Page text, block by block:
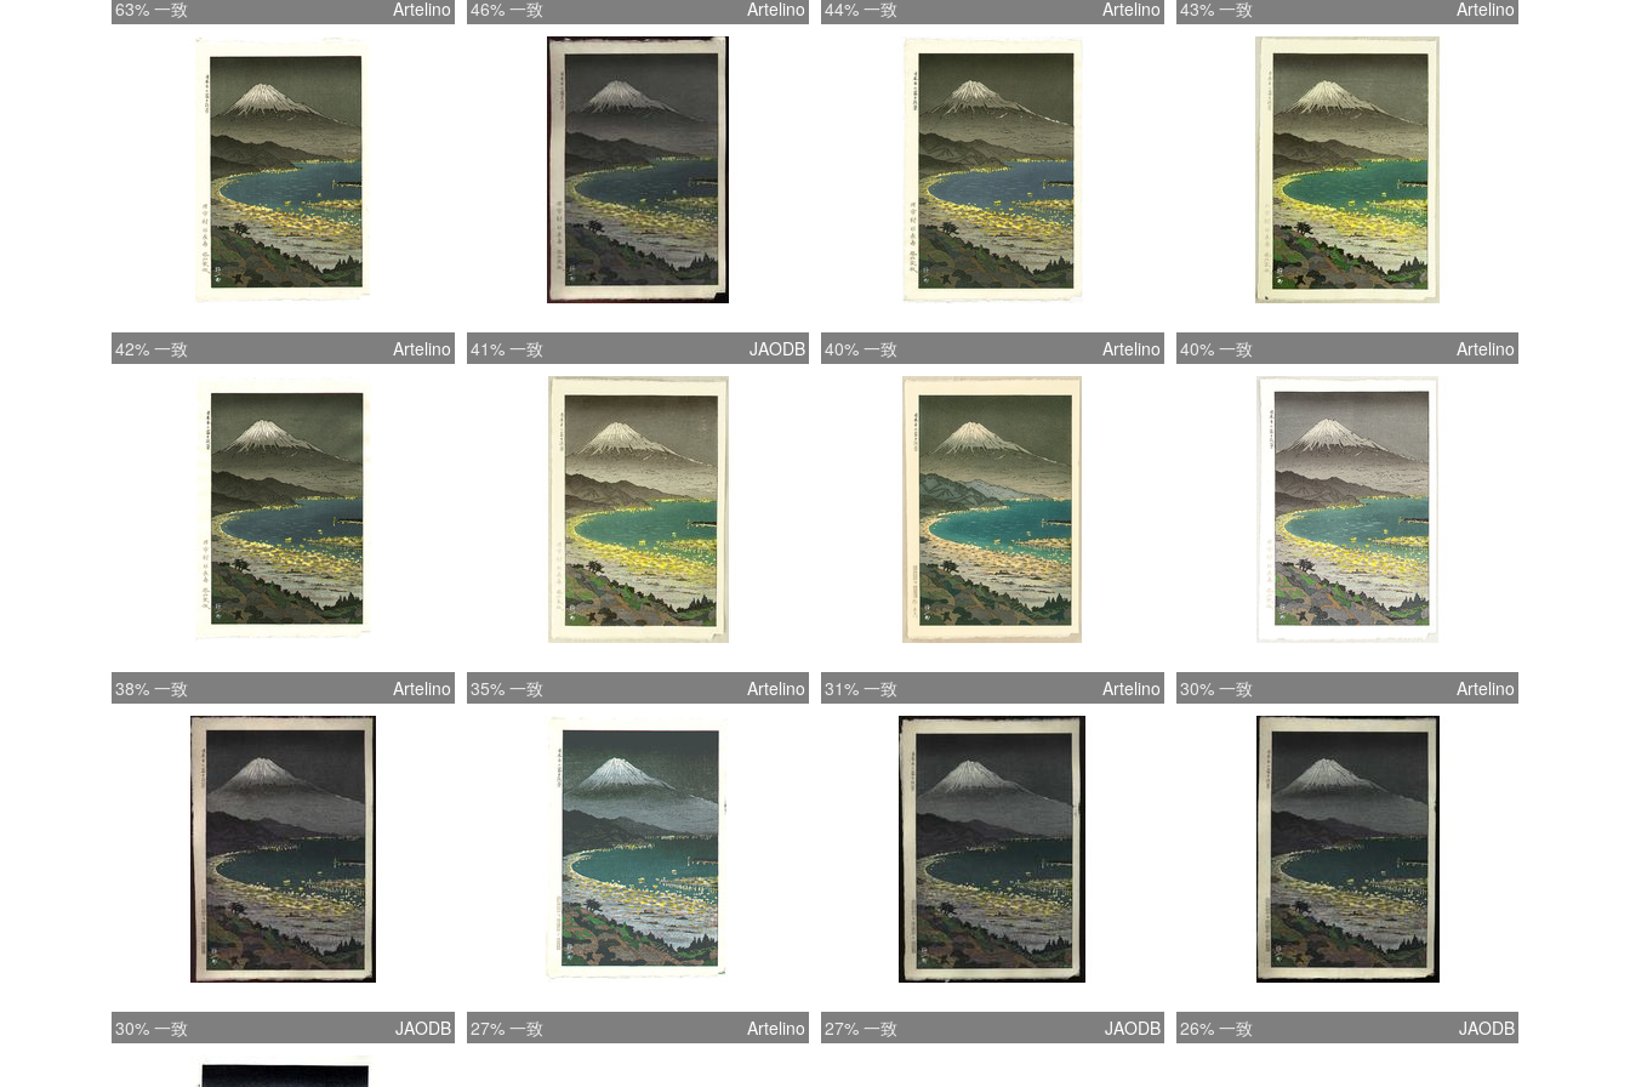
63% 一致 Artelino 46% 一致 Artelino 44% 一致 Artelino 43% 一致 Artelino
42% 一致 Artelino 41% 一致 JAODB 40% 一致 Artelino 40% 一致 Artelino
38% 一致 Artelino 35% 一致 Artelino 31% 一致 Artelino 30% 一致 Artelino
30% 一致 JAODB 27% 一致 Artelino 27% 一致 JAODB 26% 一致 JAODB